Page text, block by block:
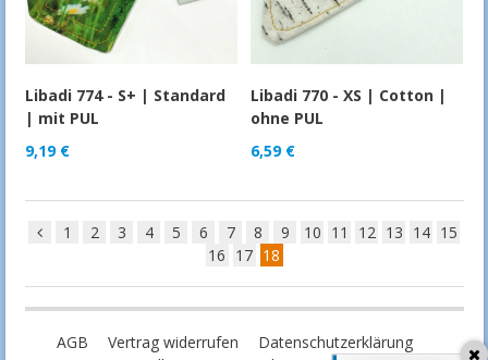
Libadi 774 - S+ | Standard
| mit PUL
9,19 €
Libadi 770 - XS | Cotton |
ohne PUL
6,59 €
1 2 3 4 5 6 7 8 9 10 11 12 13 14 15
16 17 18
AGB Vertrag widerrufen
Datenschutzerklärung